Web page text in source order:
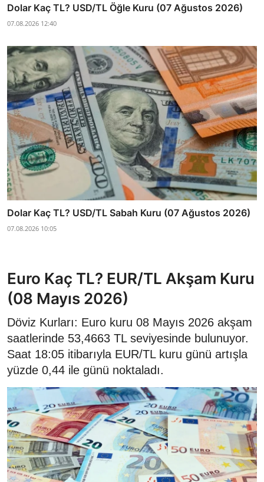
Dolar Kaç TL? USD/TL Öğle Kuru (07 Ağustos 2026)
07.08.2026 12:40
Dolar Kaç TL? USD/TL Sabah Kuru (07 Ağustos 2026)
07.08.2026 10:05
Euro Kaç TL? EUR/TL Akşam Kuru
(08 Mayıs 2026)
Döviz Kurları: Euro kuru 08 Mayıs 2026 akşam
saatlerinde 53,4663 TL seviyesinde bulunuyor.
Saat 18:05 itibarıyla EUR/TL kuru günü artışla
yüzde 0,44 ile günü noktaladı.